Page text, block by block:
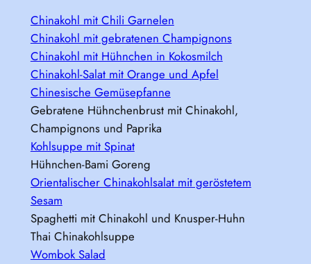
Chinakohl mit Chili Garnelen
Chinakohl mit gebratenen Champignons
Chinakohl mit Hühnchen in Kokosmilch
Chinakohl-Salat mit Orange und Apfel
Chinesische Gemüsepfanne
Gebratene Hühnchenbrust mit Chinakohl,
Champignons und Paprika
Kohlsuppe mit Spinat
Hühnchen-Bami Goreng
Orientalischer Chinakohlsalat mit geröstetem
Sesam
Spaghetti mit Chinakohl und Knusper-Huhn
Thai Chinakohlsuppe
Wombok Salad